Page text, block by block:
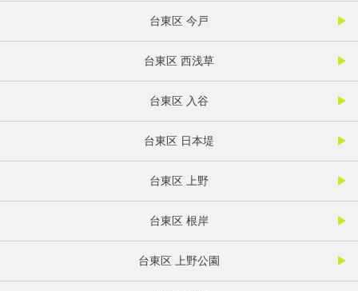
台東区 今戸
台東区 西浅草
台東区 入谷
台東区 日本堤
台東区 上野
台東区 根岸
台東区 上野公園